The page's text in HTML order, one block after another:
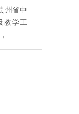
州省中
教学工
...